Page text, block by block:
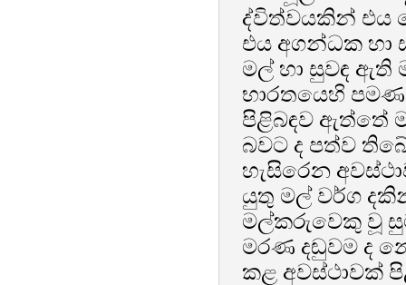
ද්විත්වයකින් එය
එය අගන්ධක හා
මල් හා සුවඳ ඇති
භාරතයෙහි
පිළිබඳව ඇත්තේ
බවට ද පත්ව
හැසිරෙන
යුතු මල් වර්ග
මල්කරුවෙකු වූ
මරණ දඬුවම ද
කළ අවස්ථාවක්